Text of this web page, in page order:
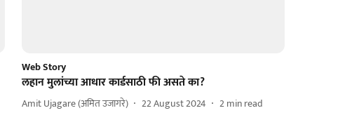
Web Story
लहान मुलांच्या आधार कार्डसाठी फी असते का?
Amit Ujagare (अमित उजागरे) 22 August 2024 2min read